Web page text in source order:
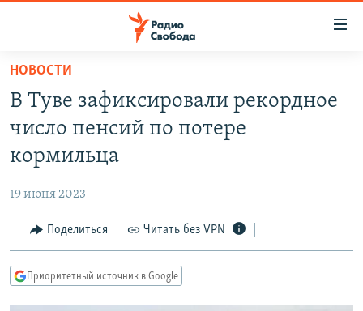
упрощенного
доступа
основному
Вернутся
Вернутся
ПОДКАСТЫ
МНЕНИЯ
КУЛЬТУРА
КАВКАЗ.РЕАЛИИ
НОВОСТИ
В Туве зафиксировали рекордное
число пенсий по потере
кормильца
19 июня 2023
Поделиться Читать без VPN
Приоритетный источник в Google